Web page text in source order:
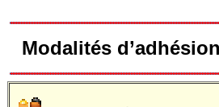
Modalités